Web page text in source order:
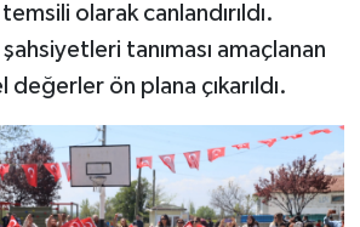
olarak canlandırıldı.
tanıması amaçlanan
ön plana çıkarıldı.